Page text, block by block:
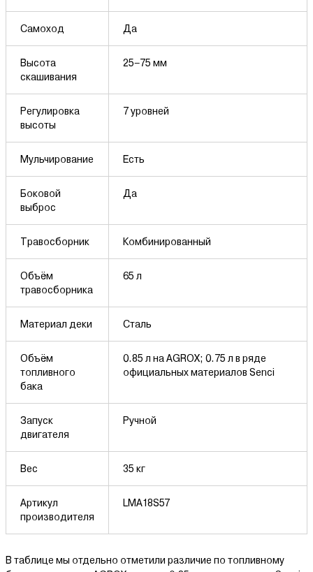
Самоход Да
Высота
скашивания
25–75 мм
Регулировка
высоты
7 уровней
Мульчирование Есть
Боковой
выброс
Да
Травосборник Комбинированный
Объём
травосборника
65 л
Материал деки Сталь
Объём
топливного
бака
0.85 л на AGROX; 0.75 л в ряде
официальных материалов Senci
Запуск
двигателя
Ручной
Вес 35 кг
Артикул
производителя
LMA18S57
В таблице мы отдельно отметили различие по топливному